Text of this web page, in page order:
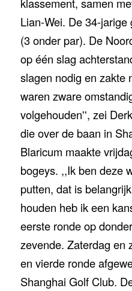
Lian-Wei. De 34-
(3 onder par). De
op één slag
slagen nodig en zakte
waren zware
volgehouden'', zei
die over de baan in
Blaricum maakte
bogeys. ,,Ik ben deze
putten, dat is
houden heb ik een
eerste ronde op
zevende. Zaterdag en
en vierde ronde
Shanghai Golf Club.